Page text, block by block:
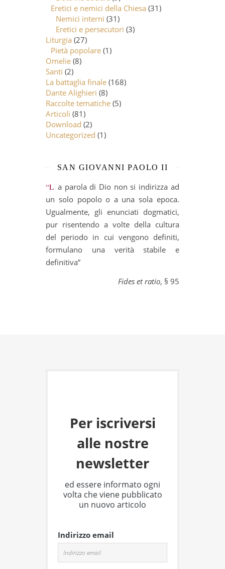
Eretici e nemici della Chiesa (31)
Nemici interni (31)
Eretici e persecutori (3)
Liturgia (27)
Pietà popolare (1)
Omelie (8)
Santi (2)
La battaglia finale (168)
Dante Alighieri (8)
Raccolte tematiche (5)
Articoli (81)
Download (2)
Uncategorized (1)
SAN GIOVANNI PAOLO II
“La parola di Dio non si indirizza ad
un solo popolo o a una sola epoca.
Ugualmente, gli enunciati dogmatici,
pur risentendo a volte della cultura
del periodo in cui vengono definiti,
formulano una verità stabile e
definitiva”
Fides et ratio, § 95
Per iscriversi
alle nostre
newsletter
ed essere informato ogni
volta che viene pubblicato
un nuovo articolo
Indirizzo email